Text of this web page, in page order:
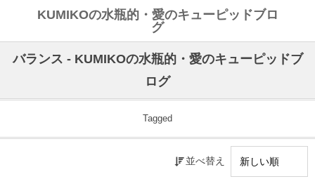
KUMIKOの水瓶的・愛のキューピッドブロ
グ
バランス - KUMIKOの水瓶的・愛のキューピッドブ
ログ
Tagged
並べ替え